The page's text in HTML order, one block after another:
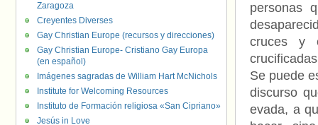
personas
cruces y
Se puede
discurso
evada, a
Zaragoza
Creyentes Diverses
Gay Christian Europe (recursos y direcciones)
Gay Christian Europe- Cristiano Gay Europa
(en español)
Imágenes sagradas de William Hart McNichols
Institute for Welcoming Resources
Instituto de Formación religiosa «San Cipriano»
Jesús in Love